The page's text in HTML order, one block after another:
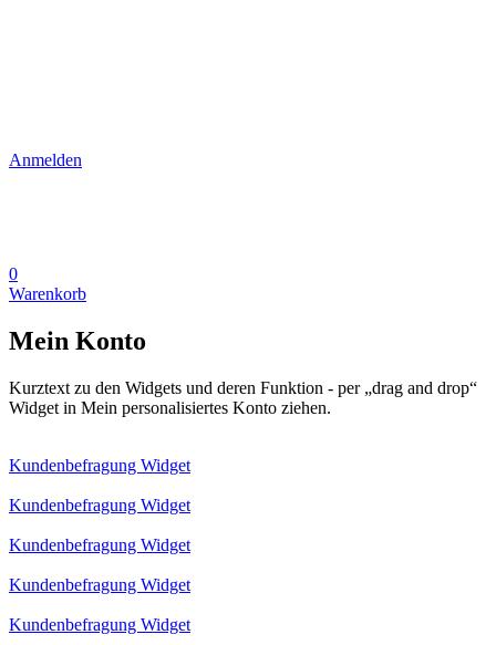
Anmelden
0
Warenkorb
Mein Konto
Kurztext zu den Widgets und deren Funktion - per „drag and drop“
Widget in Mein personalisiertes Konto ziehen.
Kundenbefragung Widget
Kundenbefragung Widget
Kundenbefragung Widget
Kundenbefragung Widget
Kundenbefragung Widget